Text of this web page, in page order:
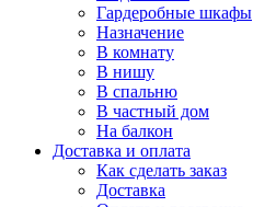
Гардеробные шкафы
Назначение
В комнату
В нишу
В спальню
В частный дом
На балкон
Доставка и оплата
Как сделать заказ
Доставка